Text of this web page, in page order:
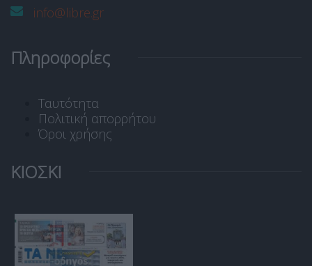
info@libre.gr
Πληροφορίες
Ταυτότητα
Πολιτική απορρήτου
Όροι χρήσης
ΚΙΟΣΚΙ